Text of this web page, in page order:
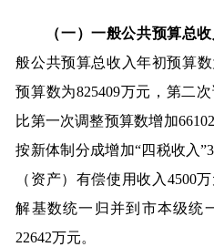
（一）一般公共预算总收
般公共预算总收入年初预算
预算数为825409万元，第二
比第一次调整预算数增加
按新体制分成增加“四税收入
（资产）有偿使用收入4500
解基数统一归并到市本级统
22642万元。